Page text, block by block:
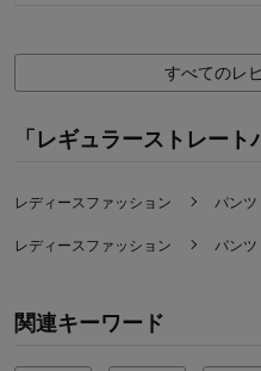
着心地
デザイン
購入商品：
お気に入りポイント：
身長（cm）：
すべてのレ
「レギュラーストレー
レディースファッション パンツ
レディースファッション パンツ
関連キーワード